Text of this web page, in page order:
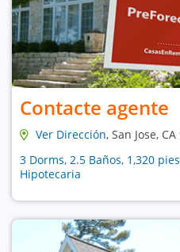
Contacte agente
Ver Dirección, San Jose,
3 Dorms, 2.5 Baños, 1,320
Hipotecaria